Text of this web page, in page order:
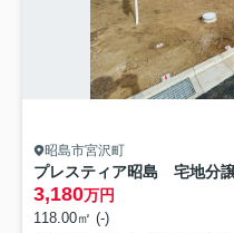
昭島市宮沢町
3,180万円
118.00㎡ (-)